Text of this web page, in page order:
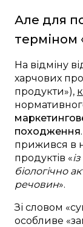
Але для
терміном
На відміну
харчових
продукти»),
походження
прижився в
продуктів «
біологічно
речовин».
Зі словом
особливе